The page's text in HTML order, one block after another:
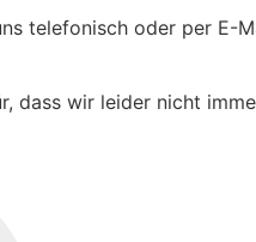
telefonisch oder per E-
dass wir leider nicht